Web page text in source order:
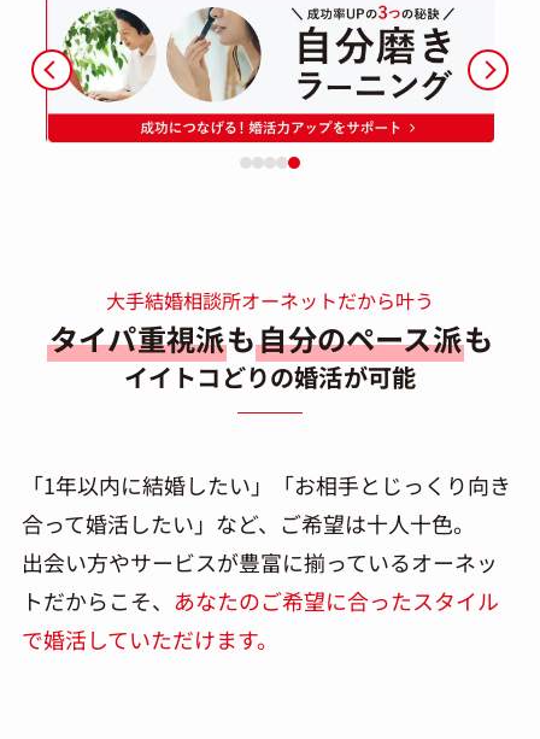
大手結婚相談所オーネットだから叶う
タイパ重視派も自分のペース派も
イイトコどりの婚活が可能
「1年以内に結婚したい」「お相手とじっくり向き
合って婚活したい」など、ご希望は十人十色。
出会い方やサービスが豊富に揃っているオーネッ
トだからこそ、 あなたのご希望に合ったスタイル
で婚活していただけます。